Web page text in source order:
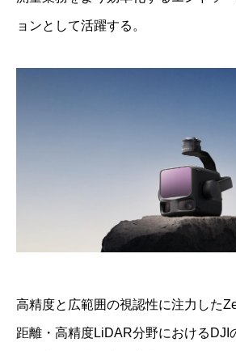
ョンとして活躍する。
高精度と広範囲の視認性に注力した
距離・高精度LiDAR分野におけるDJI